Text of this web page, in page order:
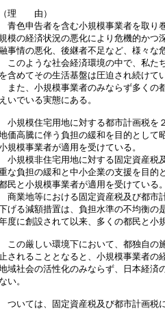
（理 由）
青色申告者を含む小規模事業者を取り
模の経済状況の悪化により危機的かつ
事情の悪化、後継者不足など、様々な
このような社会経済環境の中で、私た
を含めてその生活基盤は圧迫され続けて
また、小規模事業者のみならず多くの
えいでいる実態にある。
小規模住宅用地に対する都市計画税を
価高騰に伴う負担の緩和を目的として
規模事業者が適用を受けている。
小規模非住宅用地に対する固定資産税
な負担の緩和と中小企業の支援を目的
民と小規模事業者が適用を受けている
商業地等における固定資産税及び都市
げる減額措置は、負担水準の不均衡の
度に創設されて以来、多くの都民と小
この厳しい環境下において、都独自の
されることとなると、小規模事業者の
域社会の活性化のみならず、日本経済
い。
ついては、固定資産税及び都市計画税